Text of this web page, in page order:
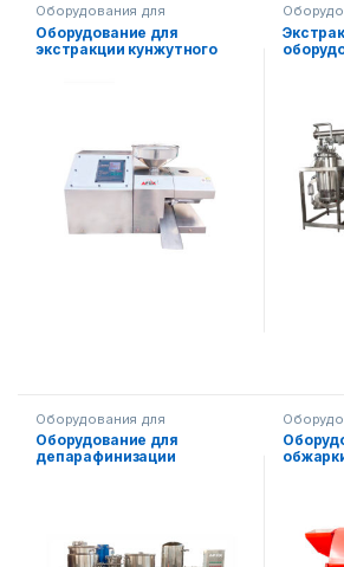
Оборудования для
производства масла
Оборудование для
экстракции кунжутного
Оборудования для
производства масла
Оборудование для
депарафинизации